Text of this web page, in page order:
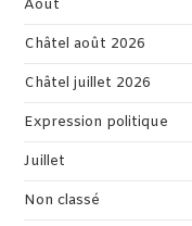
Août
Châtel août 2026
Châtel juillet 2026
Expression politique
Juillet
Non classé